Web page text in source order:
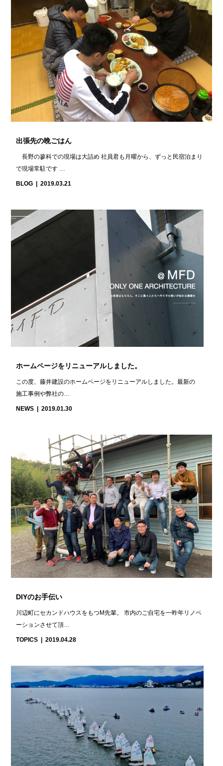
出張先の晩ごはん
長野の蓼科での現場は大詰め 社員君も月曜から、ずっと民宿泊まり
で現場常駐です …
BLOG 2019.03.21
ホームページをリニューアルしました。
この度、藤井建設のホームページをリニューアルしました。最新の
施工事例や弊社の…
NEWS 2019.01.30
DIYのお手伝い
川辺町にセカンドハウスをもつM先輩。 市内のご自宅を一昨年リノベ
ーションさせて頂…
TOPICS 2019.04.28